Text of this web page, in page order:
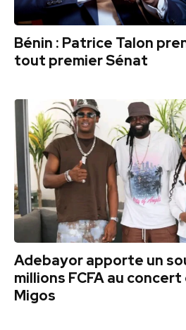
Bénin : Patrice Talon
tout premier Sénat
Adebayor apporte un
millions FCFA au
Migos